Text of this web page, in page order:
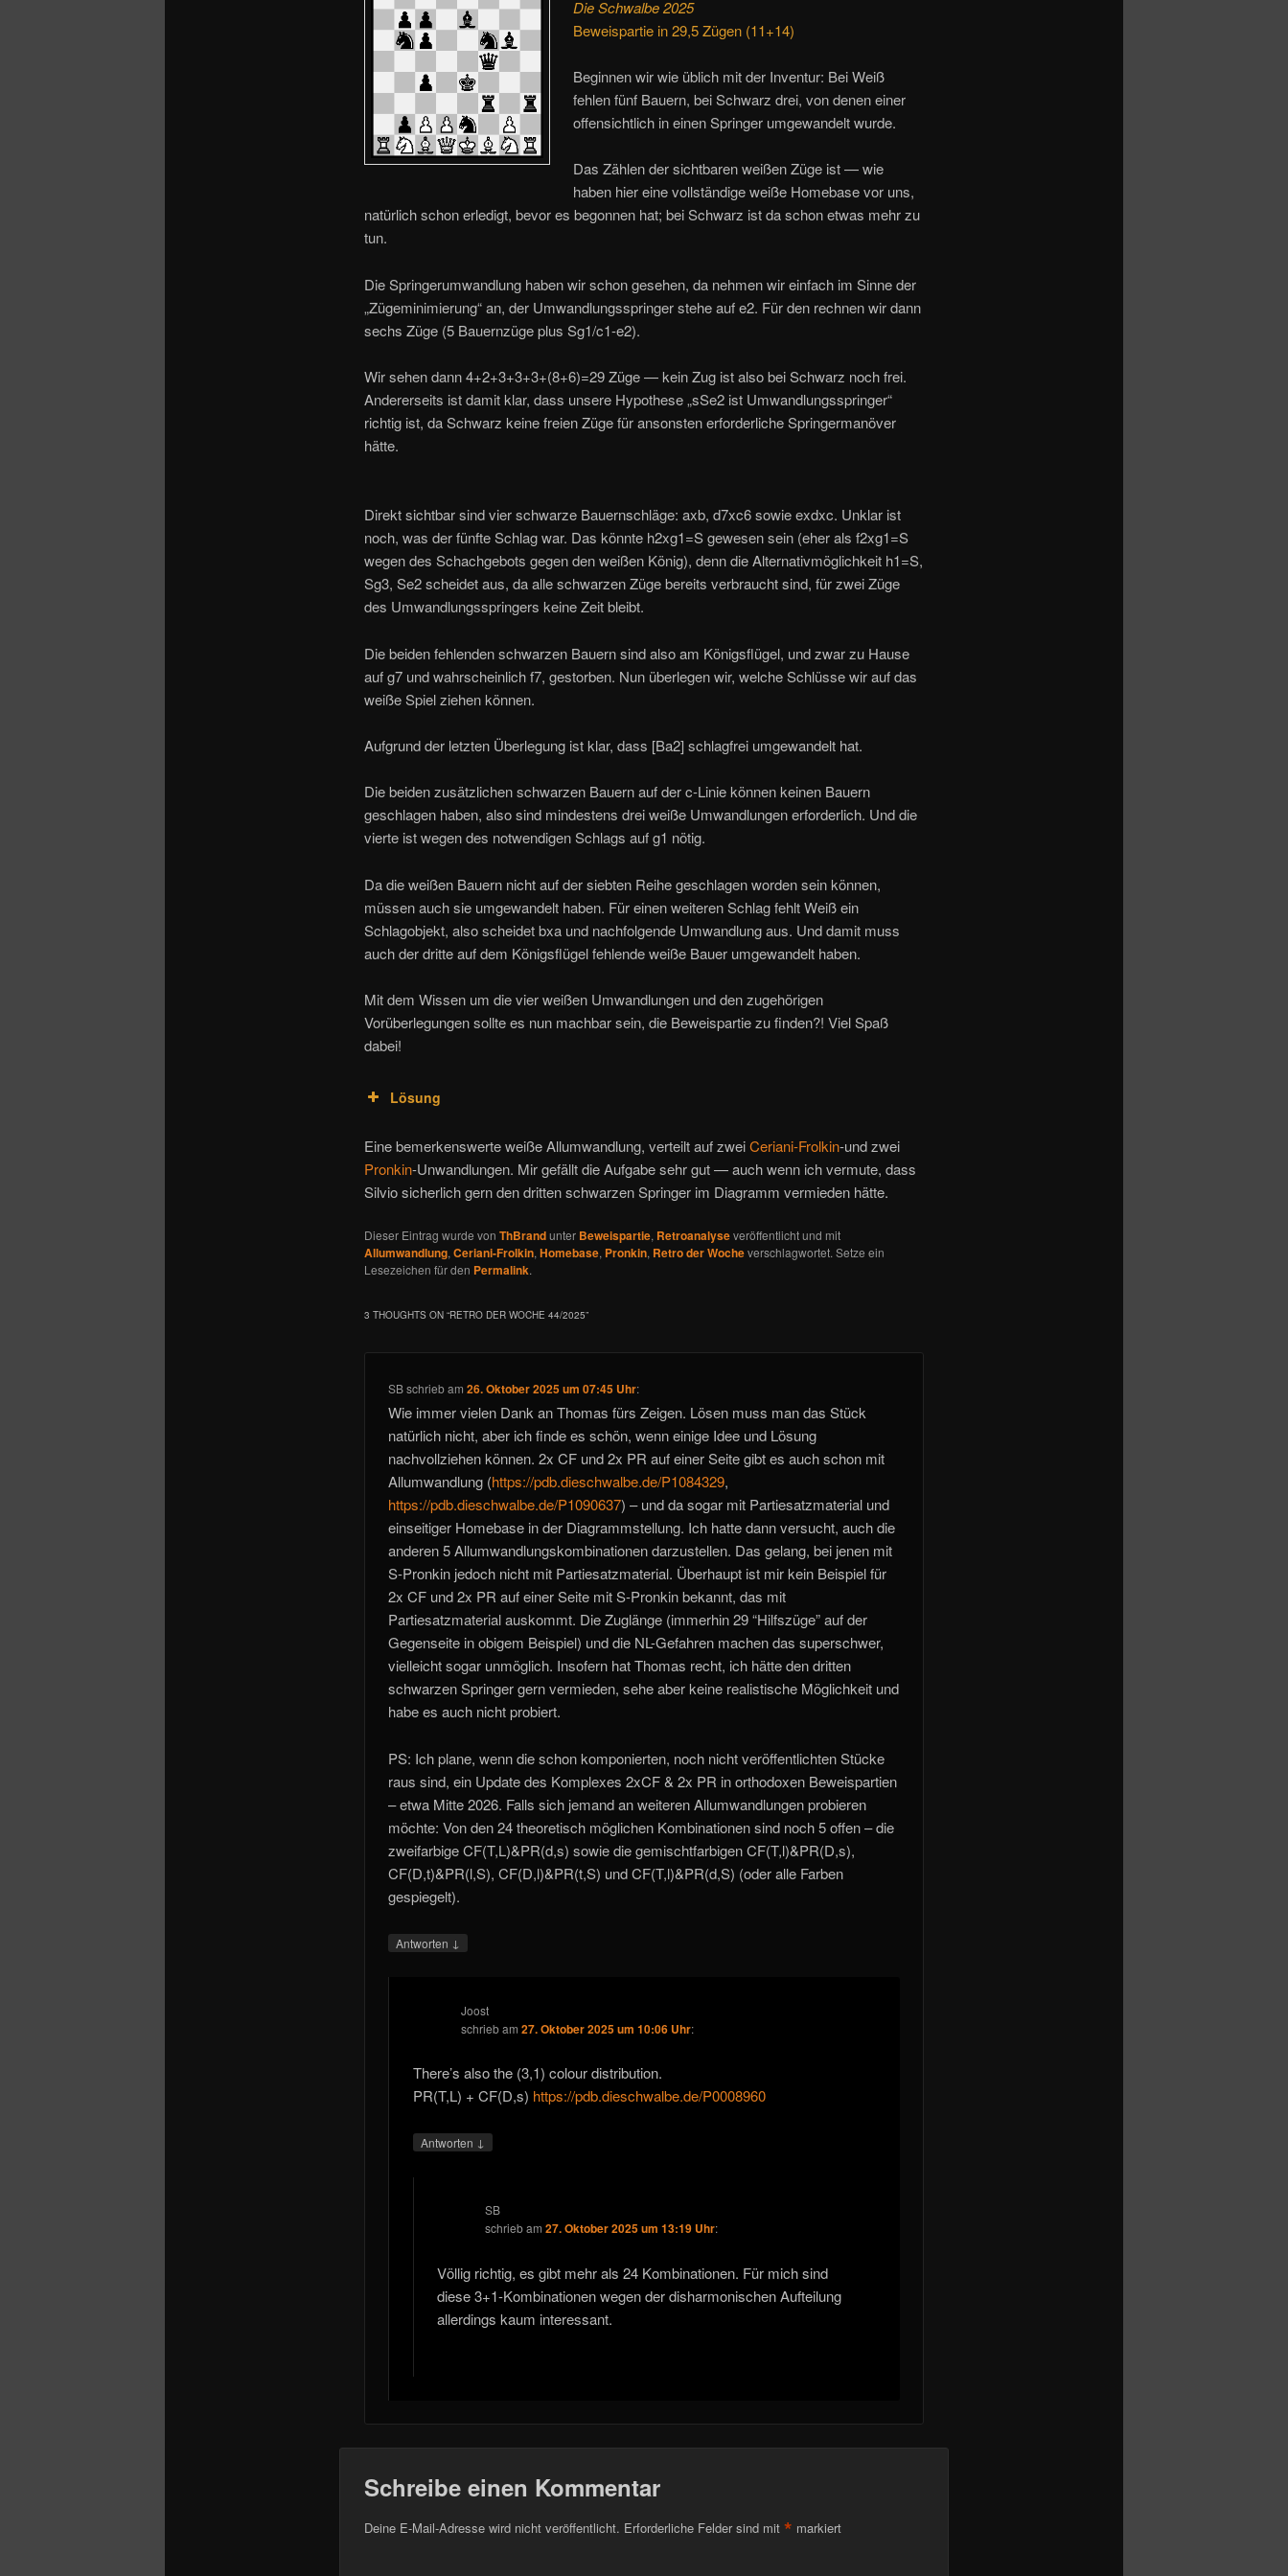
Die Schwalbe 2025
Beweispartie in 29,5 Zügen (11+14)
Beginnen wir wie üblich mit der Inventur: Bei Weiß
fehlen fünf Bauern, bei Schwarz drei, von denen einer
offensichtlich in einen Springer umgewandelt wurde.
Das Zählen der sichtbaren weißen Züge ist — wie
haben hier eine vollständige weiße Homebase vor uns,
natürlich schon erledigt, bevor es begonnen hat; bei Schwarz ist da schon etwas mehr zu
tun.
Die Springerumwandlung haben wir schon gesehen, da nehmen wir einfach im Sinne der
„Zügeminimierung“ an, der Umwandlungsspringer stehe auf e2. Für den rechnen wir dann
sechs Züge (5 Bauernzüge plus Sg1/c1-e2).
Wir sehen dann 4+2+3+3+3+(8+6)=29 Züge — kein Zug ist also bei Schwarz noch frei.
Andererseits ist damit klar, dass unsere Hypothese „sSe2 ist Umwandlungsspringer“
richtig ist, da Schwarz keine freien Züge für ansonsten erforderliche Springermanöver
hätte.
Direkt sichtbar sind vier schwarze Bauernschläge: axb, d7xc6 sowie exdxc. Unklar ist
noch, was der fünfte Schlag war. Das könnte h2xg1=S gewesen sein (eher als f2xg1=S
wegen des Schachgebots gegen den weißen König), denn die Alternativmöglichkeit h1=S,
Sg3, Se2 scheidet aus, da alle schwarzen Züge bereits verbraucht sind, für zwei Züge
des Umwandlungsspringers keine Zeit bleibt.
Die beiden fehlenden schwarzen Bauern sind also am Königsflügel, und zwar zu Hause
auf g7 und wahrscheinlich f7, gestorben. Nun überlegen wir, welche Schlüsse wir auf das
weiße Spiel ziehen können.
Aufgrund der letzten Überlegung ist klar, dass [Ba2] schlagfrei umgewandelt hat.
Die beiden zusätzlichen schwarzen Bauern auf der c-Linie können keinen Bauern
geschlagen haben, also sind mindestens drei weiße Umwandlungen erforderlich. Und die
vierte ist wegen des notwendigen Schlags auf g1 nötig.
Da die weißen Bauern nicht auf der siebten Reihe geschlagen worden sein können,
müssen auch sie umgewandelt haben. Für einen weiteren Schlag fehlt Weiß ein
Schlagobjekt, also scheidet bxa und nachfolgende Umwandlung aus. Und damit muss
auch der dritte auf dem Königsflügel fehlende weiße Bauer umgewandelt haben.
Mit dem Wissen um die vier weißen Umwandlungen und den zugehörigen
Vorüberlegungen sollte es nun machbar sein, die Beweispartie zu finden?! Viel Spaß
dabei!
Lösung
Eine bemerkenswerte weiße Allumwandlung, verteilt auf zweiCeriani-Frolkin-und zwei
Pronkin-Unwandlungen. Mir gefällt die Aufgabe sehr gut — auch wenn ich vermute, dass
Silvio sicherlich gern den dritten schwarzen Springer im Diagramm vermieden hätte.
Dieser Eintrag wurde von ThBrandunter Beweispartie, Retroanalyseveröffentlicht und mit
Allumwandlung,Ceriani-Frolkin,Homebase, Pronkin, Retro der Wocheverschlagwortet. Setze ein
Lesezeichen für den Permalink.
3 THOUGHTS ON “RETRO DER WOCHE 44/2025”
SBschriebam26. Oktober 2025 um 07:45 Uhr:
Wie immer vielen Dank an Thomas fürs Zeigen. Lösen muss man das Stück
natürlich nicht, aber ich finde es schön, wenn einige Idee und Lösung
nachvollziehen können. 2x CF und 2x PR auf einer Seite gibt es auch schon mit
Allumwandlung (https://pdb.dieschwalbe.de/P1084329,
https://pdb.dieschwalbe.de/P1090637) – und da sogar mit Partiesatzmaterial und
einseitiger Homebase in der Diagrammstellung. Ich hatte dann versucht, auch die
anderen 5 Allumwandlungskombinationen darzustellen. Das gelang, bei jenen mit
S-Pronkin jedoch nicht mit Partiesatzmaterial. Überhaupt ist mir kein Beispiel für
2x CF und 2x PR auf einer Seite mit S-Pronkin bekannt, das mit
Partiesatzmaterial auskommt. Die Zuglänge (immerhin 29 “Hilfszüge” auf der
Gegenseite in obigem Beispiel) und die NL-Gefahren machen das superschwer,
vielleicht sogar unmöglich. Insofern hat Thomas recht, ich hätte den dritten
schwarzen Springer gern vermieden, sehe aber keine realistische Möglichkeit und
habe es auch nicht probiert.
PS: Ich plane, wenn die schon komponierten, noch nicht veröffentlichten Stücke
raus sind, ein Update des Komplexes 2xCF & 2x PR in orthodoxen Beweispartien
– etwa Mitte 2026. Falls sich jemand an weiteren Allumwandlungen probieren
möchte: Von den 24 theoretisch möglichen Kombinationen sind noch 5 offen – die
zweifarbige CF(T,L)&PR(d,s) sowie die gemischtfarbigen CF(T,l)&PR(D,s),
CF(D,t)&PR(l,S), CF(D,l)&PR(t,S) und CF(T,l)&PR(d,S) (oder alle Farben
gespiegelt).
Antworten ↓
Joost
schriebam 27. Oktober 2025 um 10:06 Uhr:
There’s also the (3,1) colour distribution.
PR(T,L) + CF(D,s) https://pdb.dieschwalbe.de/P0008960
Antworten ↓
SB
schriebam 27. Oktober 2025 um 13:19 Uhr:
Völlig richtig, es gibt mehr als 24 Kombinationen. Für mich sind
diese 3+1-Kombinationen wegen der disharmonischen Aufteilung
allerdings kaum interessant.
Schreibe einen Kommentar
Deine E-Mail-Adresse wird nicht veröffentlicht. Erforderliche Felder sind mit * markiert